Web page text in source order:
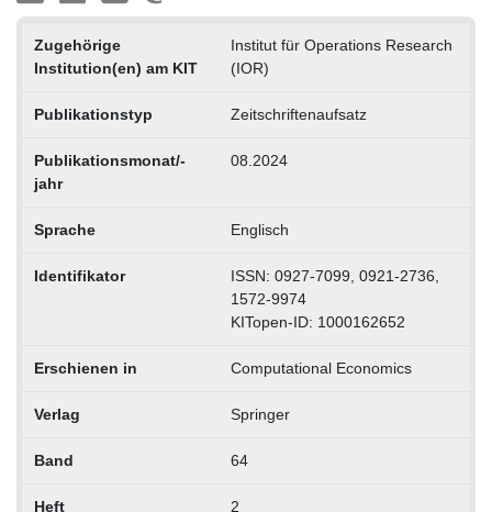
Zugehörige
Institution(en) am KIT
Institut für Operations Research
(IOR)
Publikationstyp Zeitschriftenaufsatz
Publikationsmonat/-
jahr
08.2024
Sprache Englisch
Identifikator
ISSN: 0927-7099, 0921-2736,
1572-9974
KITopen-ID: 1000162652
Erschienen in Computational Economics
Verlag Springer
Band 64
Heft 2